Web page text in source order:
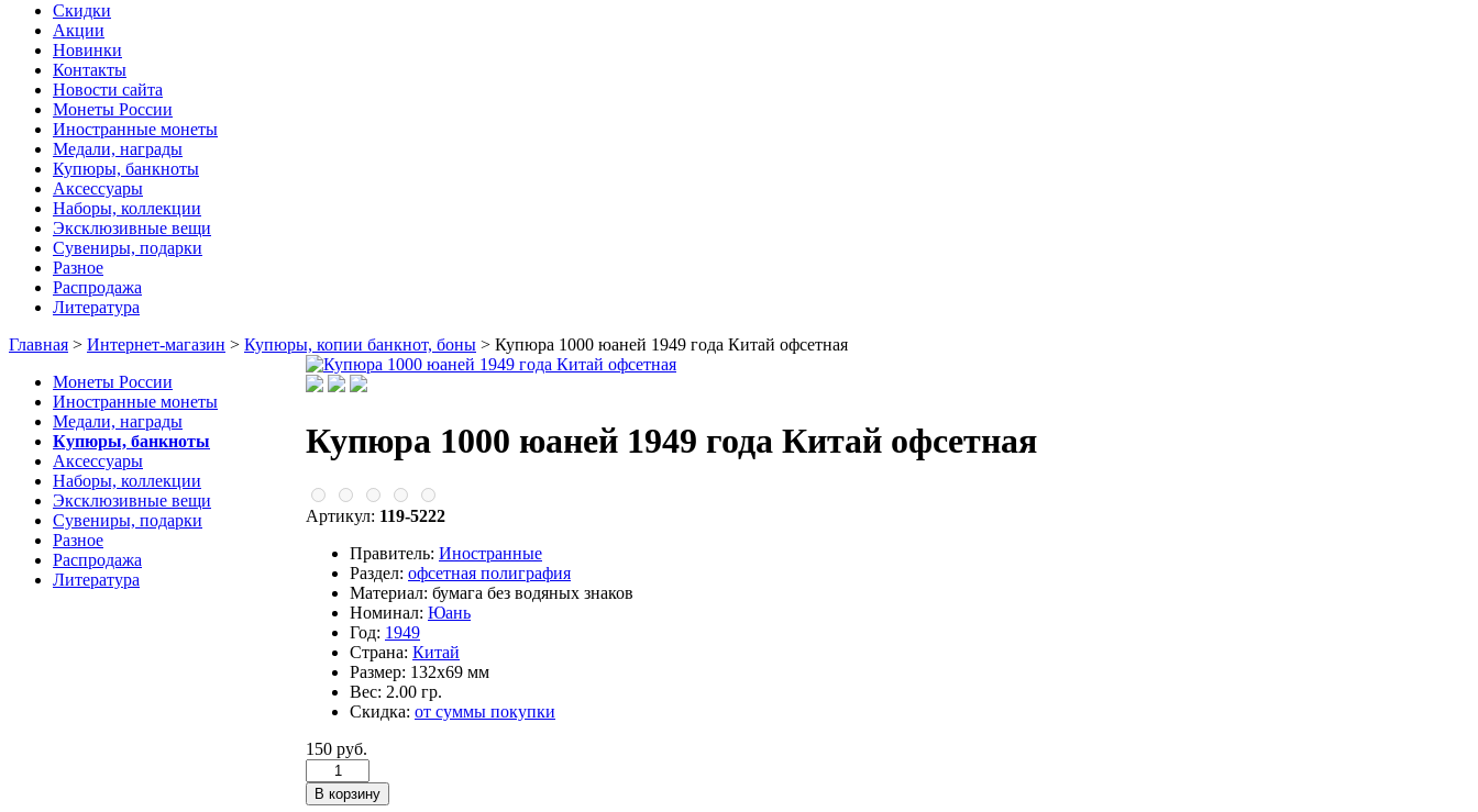
Скидки
Акции
Новинки
Контакты
Новости сайта
Монеты России
Иностранные монеты
Медали, награды
Купюры, банкноты
Аксессуары
Наборы, коллекции
Эксклюзивные вещи
Сувениры, подарки
Разное
Распродажа
Литература
Главная > Интернет-магазин > Купюры, копии банкнот, боны > Купюра 1000 юаней 1949 года Китай офсетная
Купюра 1000 юаней 1949 года Китай офсетная
Артикул: 119-5222
Правитель: Иностранные
Раздел: офсетная полиграфия
Материал: бумага без водяных знаков
Номинал: Юань
Год: 1949
Страна: Китай
Размер: 132х69 мм
Вес: 2.00 гр.
Скидка: от суммы покупки
150 руб.
Монеты России
Иностранные монеты
Медали, награды
Купюры, банкноты
Аксессуары
Наборы, коллекции
Эксклюзивные вещи
Сувениры, подарки
Разное
Распродажа
Литература